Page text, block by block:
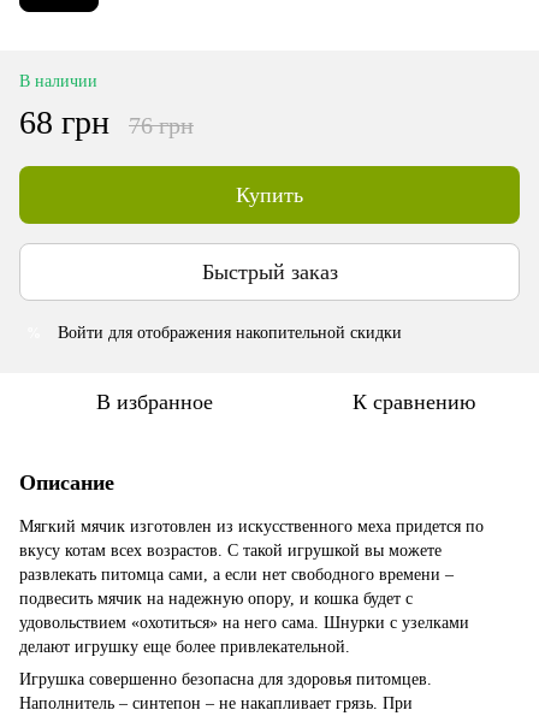
В наличии
68 грн 76 грн
Купить
Быстрый заказ
Войти для отображения накопительной скидки
В избранное К сравнению
Описание
Мягкий мячик изготовлен из искусственного меха придется по
вкусу котам всех возрастов. С такой игрушкой вы можете
развлекать питомца сами, а если нет свободного времени –
подвесить мячик на надежную опору, и кошка будет с
удовольствием «охотиться» на него сама. Шнурки с узелками
делают игрушку еще более привлекательной.
Игрушка совершенно безопасна для здоровья питомцев.
Наполнитель – синтепон – не накапливает грязь. При